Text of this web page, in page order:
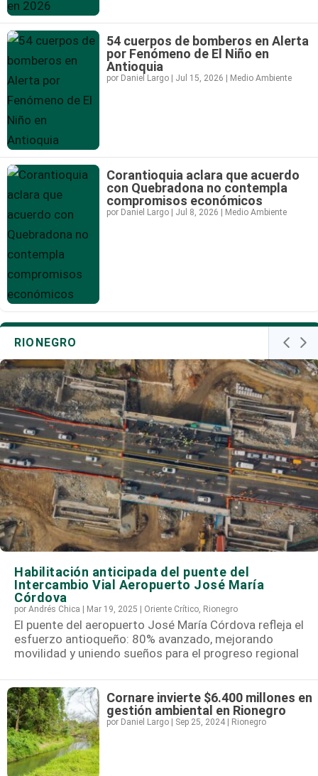
54 cuerpos de bomberos en Alerta
por Fenómeno de El Niño en
Antioquia
por Daniel Largo| Jul 15, 2026 | Medio Ambiente
Corantioquia aclara que acuerdo
con Quebradona no contempla
compromisos económicos
por Daniel Largo| Jul 8, 2026 | Medio Ambiente
RIONEGRO
Habilitación anticipada del puente del
Intercambio Vial Aeropuerto José María
Córdova
por Andrés Chica | Mar 19, 2025 | Oriente Crítico, Rionegro
El puente del aeropuerto José María Córdova refleja el
esfuerzo antioqueño: 80% avanzado, mejorando
movilidad y uniendo sueños para el progreso regional
Cornare invierte $6.400 millones en
gestión ambiental en Rionegro
por Daniel Largo| Sep 25, 2024| Rionegro